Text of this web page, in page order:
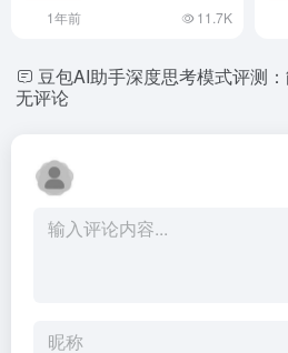
1年前 11.7K
豆包AI助手深度思考模式评测
无评论